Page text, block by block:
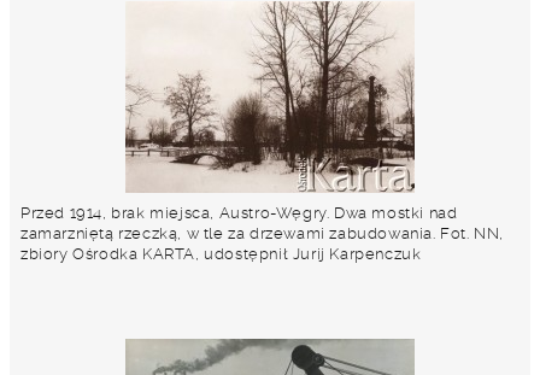
Przed 1914, brak miejsca, Austro-Węgry. Dwa mostki nad
zamarzniętą rzeczką, w tle za drzewami zabudowania. Fot. NN,
zbiory Ośrodka KARTA, udostępnił Jurij Karpenczuk